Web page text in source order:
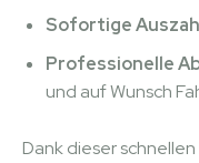
Sofortige
Professionelle
und auf Wunsch
Dank dieser